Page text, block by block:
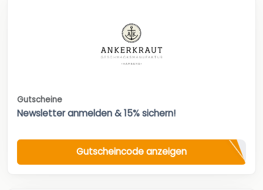
Gutscheine
Newsletter anmelden & 15% sichern!
Gutscheincode anzeigen